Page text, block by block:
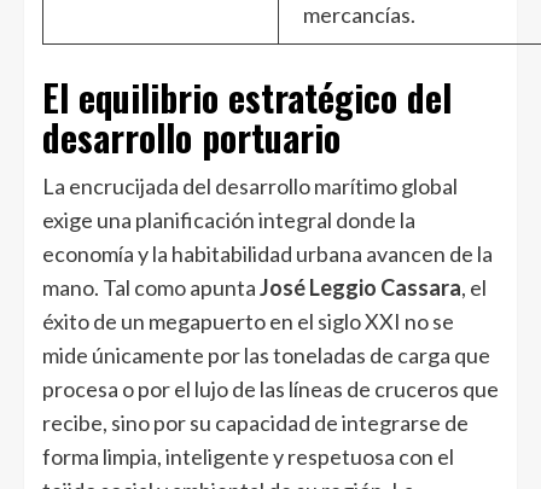
mercancías.
El equilibrio estratégico del
desarrollo portuario
La encrucijada del desarrollo marítimo global
exige una planificación integral donde la
economía y la habitabilidad urbana avancen de la
mano. Tal como apuntaJosé Leggio Cassara, el
éxito de un megapuerto en el siglo XXI no se
mide únicamente por las toneladas de carga que
procesa o por el lujo de las líneas de cruceros que
recibe, sino por su capacidad de integrarse de
forma limpia, inteligente y respetuosa con el